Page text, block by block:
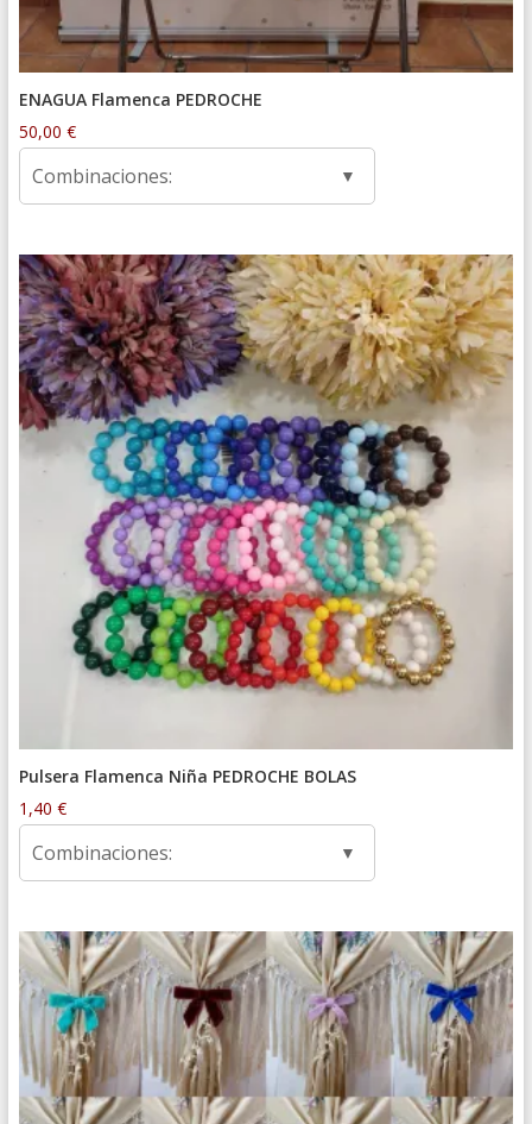
ENAGUA Flamenca PEDROCHE
50,00 €
Combinaciones:
Pulsera Flamenca Niña PEDROCHE BOLAS
1,40 €
Combinaciones: